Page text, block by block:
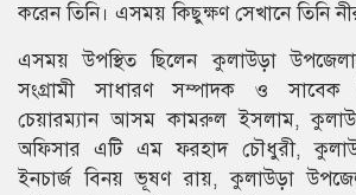
করেন তিনি। এসময় কিছুক্ষণ সেখানে তিনি
এসময় উপস্থিত ছিলেন কুলাউড়া
সংগ্রামী সাধারণ সম্পাদক ও সাবেক
চেয়ারম্যান আসম কামরুল ইসলাম,
অফিসার এটি এম ফরহাদ চৌধুরী,
ইনচার্জ বিনয় ভূষণ রায়, কুলাউড়া